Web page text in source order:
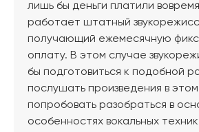
лишь бы деньги платили
работает штатный
получающий ежемесячную
оплату. В этом случае
бы подготовиться к подобной
послушать произведения в
попробовать разобраться в
особенностях вокальных